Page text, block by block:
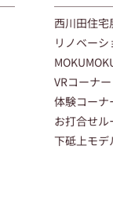
西川田住
リノベー
VRコーナー
体験コーナ
お打合せル
下砥上モデ